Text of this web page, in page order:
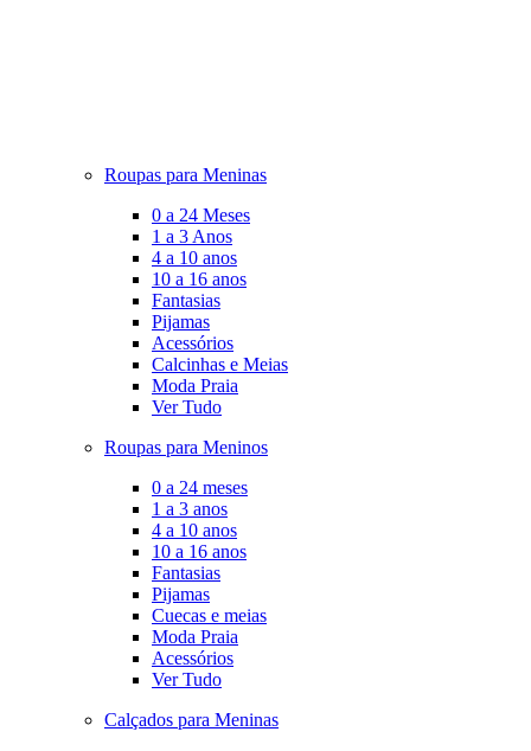
Roupas para Meninas
0 a 24 Meses
1 a 3 Anos
4 a 10 anos
10 a 16 anos
Fantasias
Pijamas
Acessórios
Calcinhas e Meias
Moda Praia
Ver Tudo
Roupas para Meninos
0 a 24 meses
1 a 3 anos
4 a 10 anos
10 a 16 anos
Fantasias
Pijamas
Cuecas e meias
Moda Praia
Acessórios
Ver Tudo
Calçados para Meninas